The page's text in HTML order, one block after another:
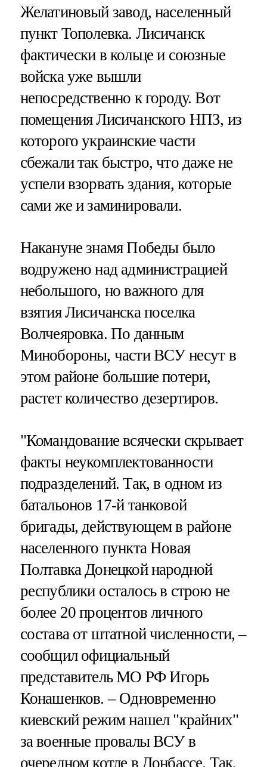
Желатиновый завод, населенный
пункт Тополевка. Лисичанск
фактически в кольце и союзные
войска уже вышли
непосредственно к городу. Вот
помещения Лисичанского НПЗ, из
которого украинские части
сбежали так быстро, что даже не
успели взорвать здания, которые
сами же и заминировали.
Накануне знамя Победы было
водружено над администрацией
небольшого, но важного для
взятия Лисичанска поселка
Волчеяровка. По данным
Минобороны, части ВСУ несут в
этом районе большие потери,
растет количество дезертиров.
"Командование всячески скрывает
факты неукомплектованности
подразделений. Так, в одном из
батальонов 17-й танковой
бригады, действующем в районе
населенного пункта Новая
Полтавка Донецкой народной
республики осталось в строю не
более 20 процентов личного
состава от штатной численности, –
сообщил официальный
представитель МО РФ Игорь
Конашенков. – Одновременно
киевский режим нашел "крайних"
за военные провалы ВСУ в
очередном котле в Донбассе. Так,